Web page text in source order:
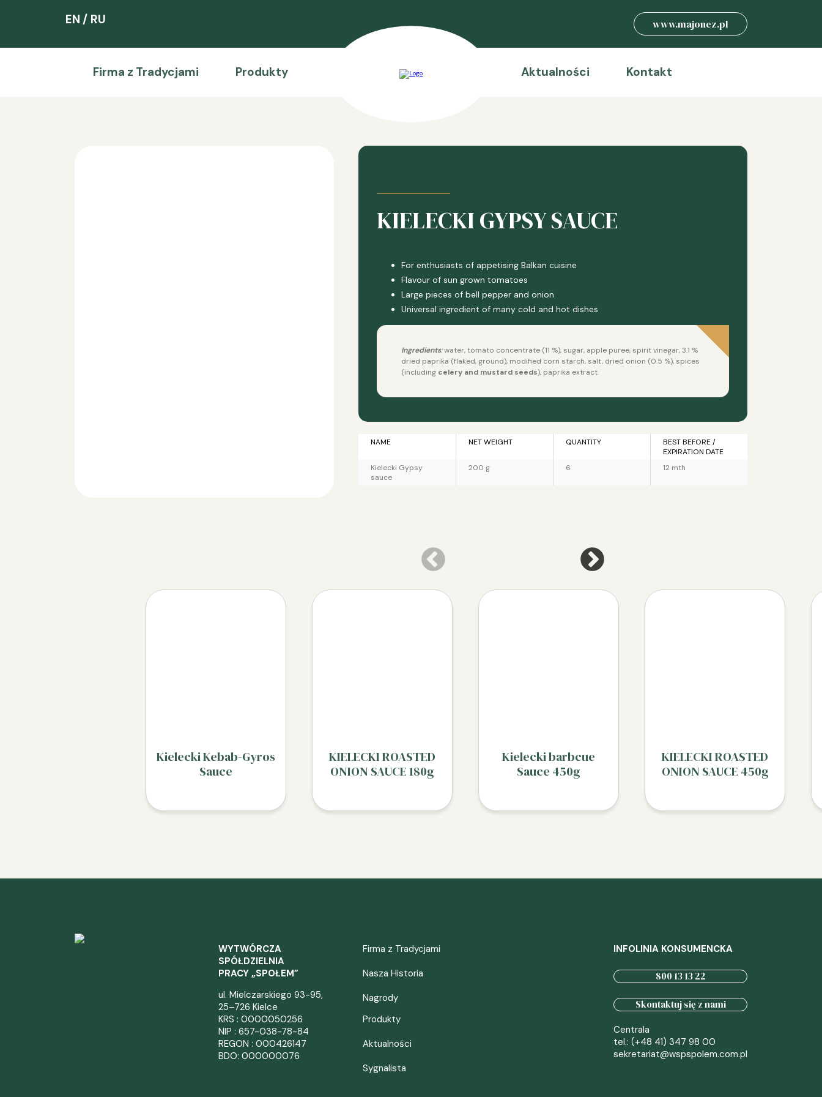
EN RU www.majonez.pl
Firma z Tradycjami Produkty Aktualności Kontakt
KIELECKI GYPSY SAUCE
For enthusiasts of appetising Balkan cuisine
Flavour of sun grown tomatoes
Large pieces of bell pepper and onion
Universal ingredient of many cold and hot dishes
Ingredients:water, tomato concentrate (11 %), sugar, apple puree, spirit vinegar, 3.1 %
dried paprika (flaked, ground), modified corn starch, salt, dried onion (0.5 %), spices
(including celery and mustard seeds), paprika extract.
NAME NET WEIGHT QUANTITY
BEST BEFORE /
EXPIRATION DATE
Kielecki Gypsy
sauce
200 g 6 12 mth
Kielecki Kebab-Gyros
Sauce
KIELECKI ROASTED
ONION SAUCE 180g
Kielecki barbcue
Sauce 450g
KIELECKI ROASTED
ONION SAUCE 450g
WYTWÓRCZA
SPÓŁDZIELNIA
PRACY „SPOŁEM”
ul. Mielczarskiego 93-95,
25–726 Kielce
KRS : 0000050256
NIP : 657-038-78-84
REGON : 000426147
BDO: 000000076
Firma z Tradycjami
Nasza Historia
Nagrody
Produkty
Aktualności
Sygnalista
INFOLINIA KONSUMENCKA
800 13 13 22
Skontaktuj się z nami
Centrala
tel.: (+48 41) 347 98 00
sekretariat@wspspolem.com.pl